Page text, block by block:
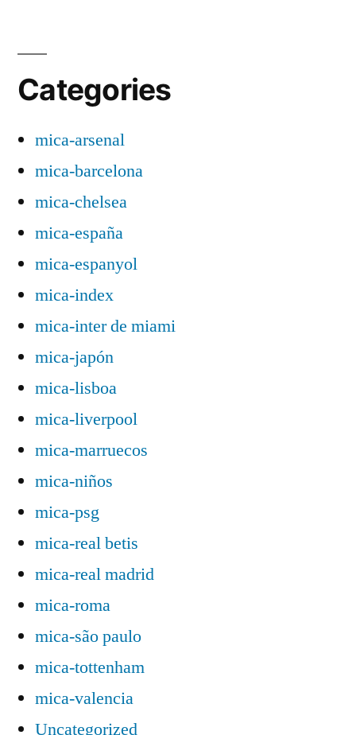
Categories
mica-arsenal
mica-barcelona
mica-chelsea
mica-españa
mica-espanyol
mica-index
mica-inter de miami
mica-japón
mica-lisboa
mica-liverpool
mica-marruecos
mica-niños
mica-psg
mica-real betis
mica-real madrid
mica-roma
mica-são paulo
mica-tottenham
mica-valencia
Uncategorized